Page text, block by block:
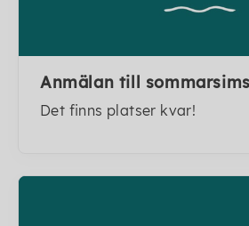
Anmälan till
Det finns platser kvar!